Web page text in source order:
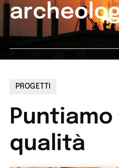
PROGETTI
Puntiamo
qualità